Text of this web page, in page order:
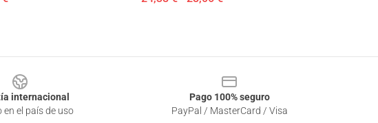
internacional
en el país de uso
Pago 100% seguro
PayPal / MasterCard / Visa